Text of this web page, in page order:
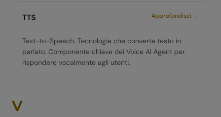
TTS Approfondisci →
Text-to-Speech. Tecnologia che converte testo in
parlato. Componente chiave dei Voice AI Agent per
rispondere vocalmente agli utenti.
V